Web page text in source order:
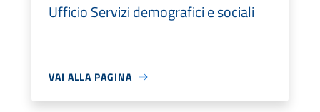
Ufficio Servizi demografici e sociali
VAI ALLA PAGINA